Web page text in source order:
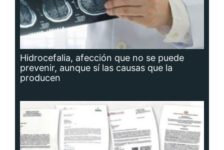
Hidrocefalia, afección que no se puede
prevenir, aunque sí las causas que la
producen